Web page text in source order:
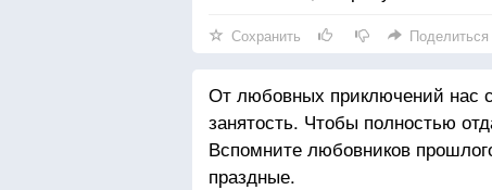
Сохранить Поделиться
От любовных приключений нас
занятость. Чтобы полностью
Вспомните любовников
праздные.